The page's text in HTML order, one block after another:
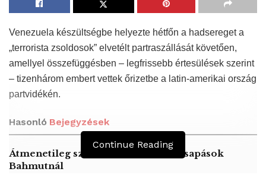
Venezuela készültségbe helyezte hétfőn a hadsereget a
„terrorista zsoldosok” elvetélt partraszállását követően,
amellyel összefüggésben – legfrissebb értesülések szerint
– tizenhárom embert vettek őrizetbe a latin-amerikai ország
partvidékén.
Hasonló Bejegyzések
Átmenetileg szünetelnek az összecsapások
Bahmutnál
Continue Reading